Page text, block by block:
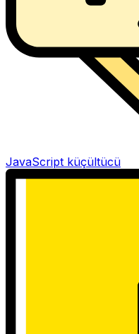
JavaScript küçültücü